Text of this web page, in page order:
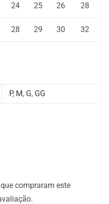
24 25 26 28
28 29 30 32
P, M, G, GG
compraram este